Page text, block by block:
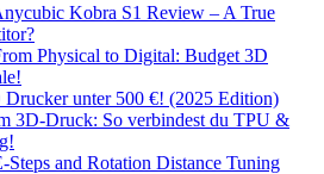
Kobra S1 Review – A True
Physical to Digital: Budget 3D
unter 500 €! (2025 Edition)
3D-Druck: So verbindest du TPU &
Steps and Rotation Distance Tuning